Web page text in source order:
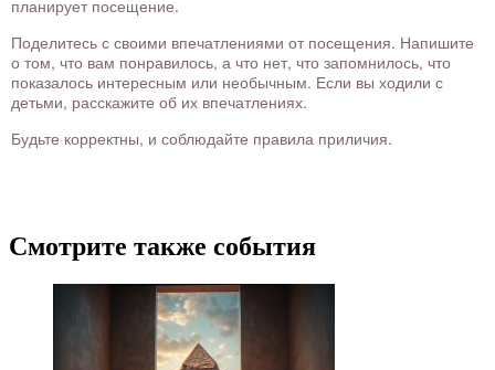
планирует посещение.
Поделитесь с своими впечатлениями от посещения. Напишите
о том, что вам понравилось, а что нет, что запомнилось, что
показалось интересным или необычным. Если вы ходили с
детьми, расскажите об их впечатлениях.
Будьте корректны, и соблюдайте правила приличия.
Смотрите также события